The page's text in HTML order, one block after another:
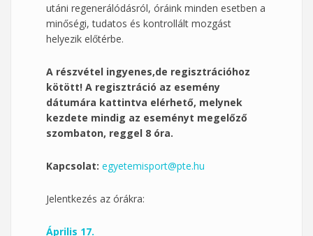
utáni regenerálódásról, óráink minden esetben a
minőségi, tudatos és kontrollált mozgást
helyezik előtérbe.
A részvétel ingyenes,de regisztrációhoz
kötött! A regisztráció az esemény
dátumára kattintva elérhető, melynek
kezdete mindig az eseményt megelőző
szombaton, reggel 8 óra.
Kapcsolat: egyetemisport@pte.hu
Jelentkezés az órákra:
Április 17.